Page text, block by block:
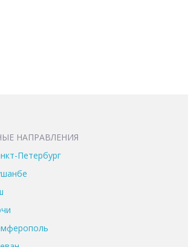
НАПРАВЛЕНИЯ
Петербург